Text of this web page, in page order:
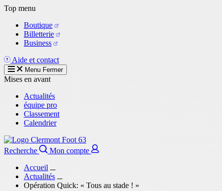
Aller
contenu
principal
Top menu
Boutique
Billetterie
Business
Aide et contact
Menu Fermer
Mises en avant
Actualités
équipe pro
Classement
Calendrier
Recherche
Mon compte
Accueil
Actualités
Opération Quick: « Tous au stade ! »